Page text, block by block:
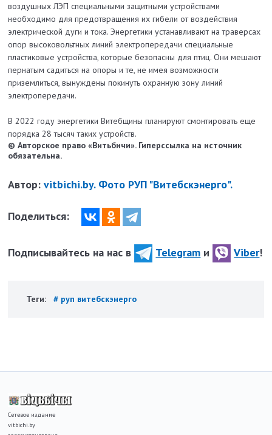
воздушных ЛЭП специальными защитными устройствами
необходимо для предотвращения их гибели от воздействия
электрической дуги и тока. Энергетики устанавливают на траверсах
опор высоковольтных линий электропередачи специальные
пластиковые устройства, которые безопасны для птиц. Они мешают
пернатым садиться на опоры и те, не имея возможности
приземлиться, вынуждены покинуть охранную зону линий
электропередачи.
В 2022 году энергетики Витебщины планируют смонтировать еще
порядка 28 тысяч таких устройств.
© Авторское право «Витьбичи». Гиперссылка на источник
обязательна.
Автор:vitbichi.by. Фото РУП "Витебскэнерго".
Поделиться:
Подписывайтесь на нас в Telegram и Viber!
Теги: # руп витебскэнерго
Сетевое издание
vitbichi.by